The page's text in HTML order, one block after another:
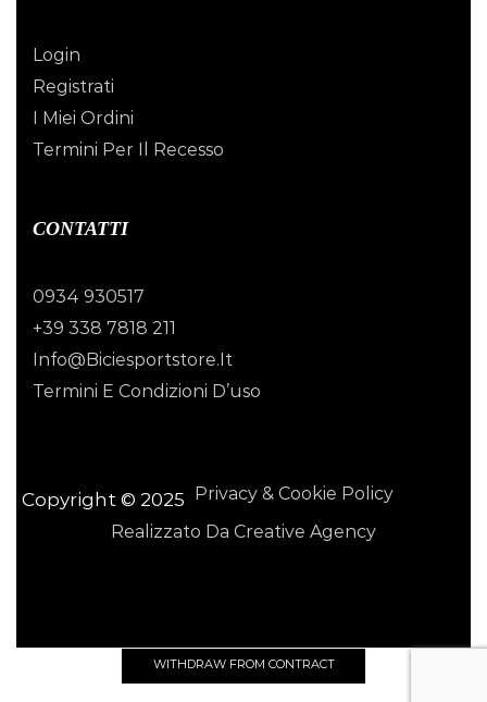
Login
Registrati
I Miei Ordini
Termini Per Il Recesso
CONTATTI
0934 930517
+39 338 7818 211
Info@biciesportstore.it
Termini E Condizioni D’uso
Copyright © 2025
Privacy & Cookie Policy
Realizzato Da Creative Agency
WITHDRAW FROM CONTRACT